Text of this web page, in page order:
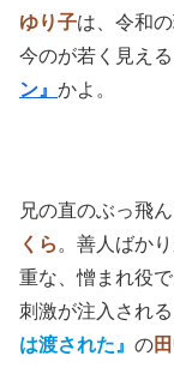
ゆり子は、令和
今のが若く見え
ン』 かよ。
兄の直のぶっ飛
くら 。善人ばか
重な、憎まれ役
刺激が注入される
は渡された』 の